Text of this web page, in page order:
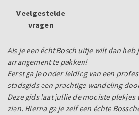
Veelgestelde
vragen
Als je een écht Bosch uitje wilt dan heb
arrangement te pakken!
Eerst ga je onder leiding van een
stadsgids een prachtige wandeling
Deze gids laat jullie de mooiste plekjes
zien. Hierna ga je zelf een échte